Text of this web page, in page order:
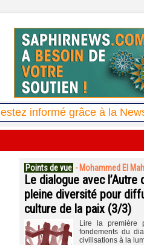
Points de vue - Mohammed El
Le dialogue avec l’Autre
pleine diversité pour
culture de la paix (3/3)
Lire la première
fondements du
civilisations à la